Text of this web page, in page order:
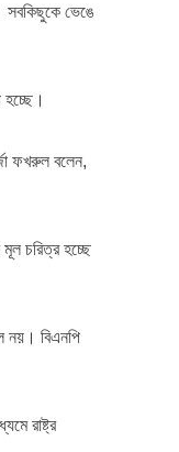
সবকিছুকে ভেঙে
হচ্ছে।
ফখরুল বলেন,
চরিত্র হচ্ছে
নয়। বিএনপি
রাষ্ট্র